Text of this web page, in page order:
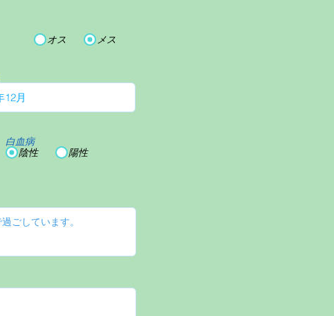
オス メス
白血病
陰性
陽性